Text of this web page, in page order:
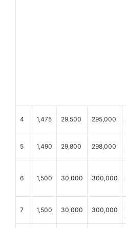
4 1,475 29,500 295,000
5 1,490 29,800 298,000
6 1,500 30,000 300,000
7 1,500 30,000 300,000